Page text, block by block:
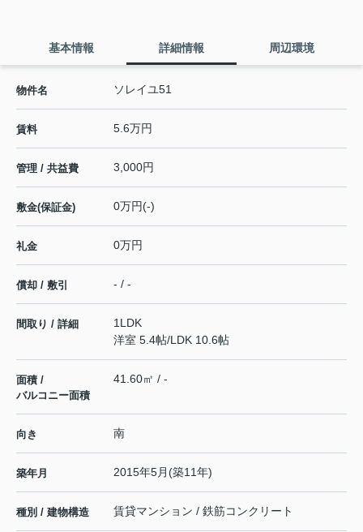
基本情報 詳細情報 周辺環境
物件名 ソレイユ51
賃料 5.6万円
管理 / 共益費 3,000円
敷金(保証金) 0万円(-)
礼金 0万円
償却 / 敷引 - / -
間取り / 詳細
1LDK
洋室 5.4帖/LDK 10.6帖
面積 /
バルコニー面積
41.60㎡ / -
向き 南
築年月 2015年5月(築11年)
種別 / 建物構造 賃貸マンション / 鉄筋コンクリート